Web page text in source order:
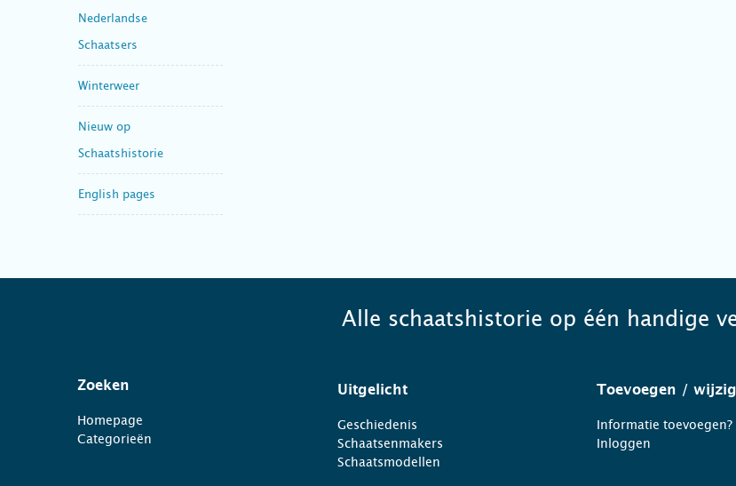
Nederlandse
Schaatsers
Winterweer
Nieuw op
Schaatshistorie
English pages
Alle schaatshistorie op één handige
Zoeken
Homepage
Categorieën
Uitgelicht
Geschiedenis
Schaatsenmakers
Schaatsmodellen
Toevoegen /
Informatie toevoegen?
Inloggen